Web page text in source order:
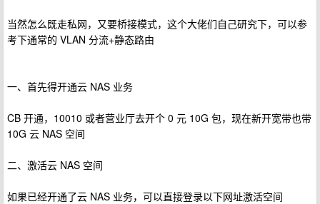
当然怎么既走私网，又要桥接模式，这个大佬们自己研究下，可以参
考下通常的 VLAN 分流+静态路由
一、首先得开通云 NAS 业务
CB 开通，10010 或者营业厅去开个 0 元 10G 包，现在新开宽带也带
10G 云 NAS 空间
二、激活云 NAS 空间
如果已经开通了云 NAS 业务，可以直接登录以下网址激活空间